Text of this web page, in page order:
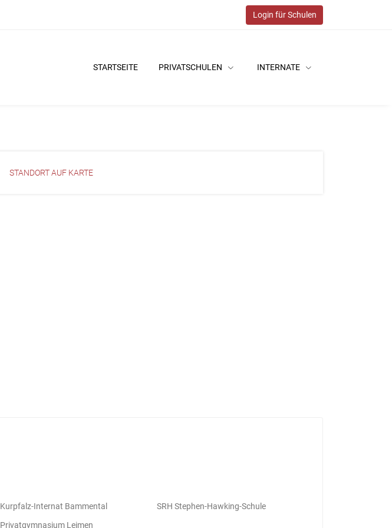
Login für Schulen
STARTSEITE PRIVATSCHULEN INTERNATE
STANDORT AUF KARTE
Kurpfalz-Internat Bammental
Privatgymnasium Leimen
SRH Stephen-Hawking-Schule